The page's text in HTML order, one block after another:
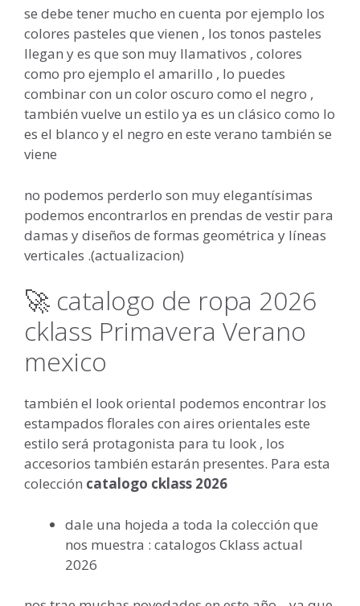
se debe tener mucho en cuenta por ejemplo los
colores pasteles que vienen , los tonos pasteles
llegan y es que son muy llamativos , colores
como pro ejemplo el amarillo , lo puedes
combinar con un color oscuro como el negro ,
también vuelve un estilo ya es un clásico como lo
es el blanco y el negro en este verano también se
viene
no podemos perderlo son muy elegantísimas
podemos encontrarlos en prendas de vestir para
damas y diseños de formas geométrica y líneas
verticales .(actualizacion)
🚀 catalogo de ropa 2026
cklass Primavera Verano
mexico
también el look oriental podemos encontrar los
estampados florales con aires orientales este
estilo será protagonista para tu look , los
accesorios también estarán presentes. Para esta
colección catalogo cklass 2026
dale una hojeda a toda la colección que
nos muestra : catalogos Cklass actual
2026